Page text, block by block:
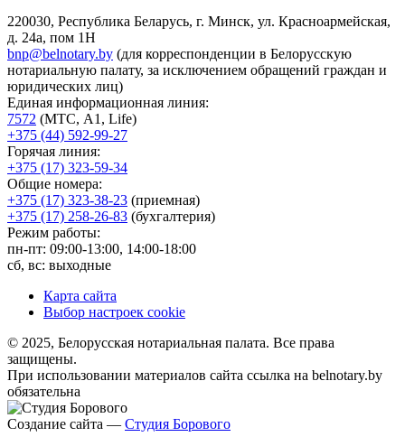
220030, Республика Беларусь, г. Минск, ул. Красноармейская,
д. 24а, пом 1Н
bnp@belnotary.by (для корреспонденции в Белорусскую
нотариальную палату, за исключением обращений граждан и
юридических лиц)
Единая информационная линия:
7572 (МТС, A1, Life)
+375 (44) 592-99-27
Горячая линия:
+375 (17) 323-59-34
Общие номера:
+375 (17) 323-38-23 (приемная)
+375 (17) 258-26-83 (бухгалтерия)
Режим работы:
пн-пт: 09:00-13:00, 14:00-18:00
сб, вс: выходные
Карта сайта
Выбор настроек cookie
© 2025, Белорусская нотариальная палата. Все права
защищены.
При использовании материалов сайта ссылка на belnotary.by
обязательна
Создание сайта — Студия Борового